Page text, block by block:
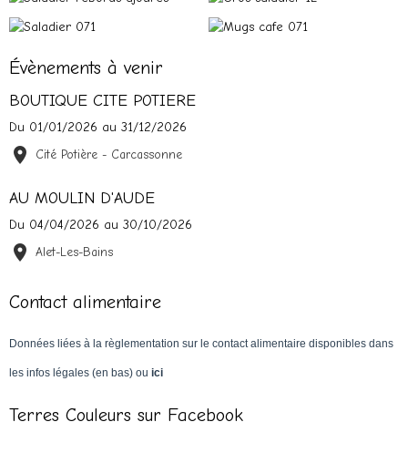
Évènements à venir
BOUTIQUE CITE POTIERE
Du 01/01/2026 au 31/12/2026
Cité Potière - Carcassonne
AU MOULIN D'AUDE
Du 04/04/2026 au 30/10/2026
Alet-Les-Bains
Contact alimentaire
Données liées à la règlementation sur le contact alimentaire disponibles dans
les infos légales (en bas) ou ici
Terres Couleurs sur Facebook